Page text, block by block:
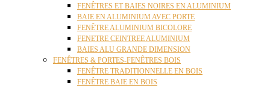
FENÊTRES ET BAIES NOIRES EN ALUMINIUM
BAIE EN ALUMINIUM AVEC PORTE
FENÊTRE ALUMINIUM BICOLORE
FENETRE CEINTREE ALUMINIUM
BAIES ALU GRANDE DIMENSION
FENÊTRES & PORTES-FENÊTRES BOIS
FENÊTRE TRADITIONNELLE EN BOIS
FENÊTRE BAIE EN BOIS